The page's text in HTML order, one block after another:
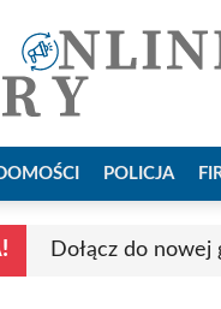
POLICJA
Dołącz do nowej